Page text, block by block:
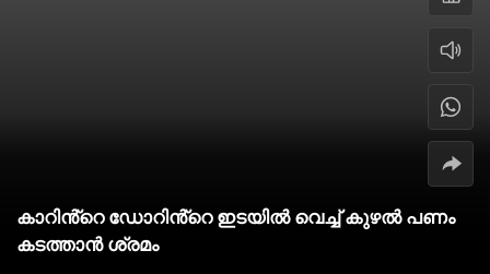
കാറിൻ്റെ ഡോറിൻ്റെ ഇടയിൽ വെച്ച് കുഴൽ പണം
കടത്താൻ ശ്രമം